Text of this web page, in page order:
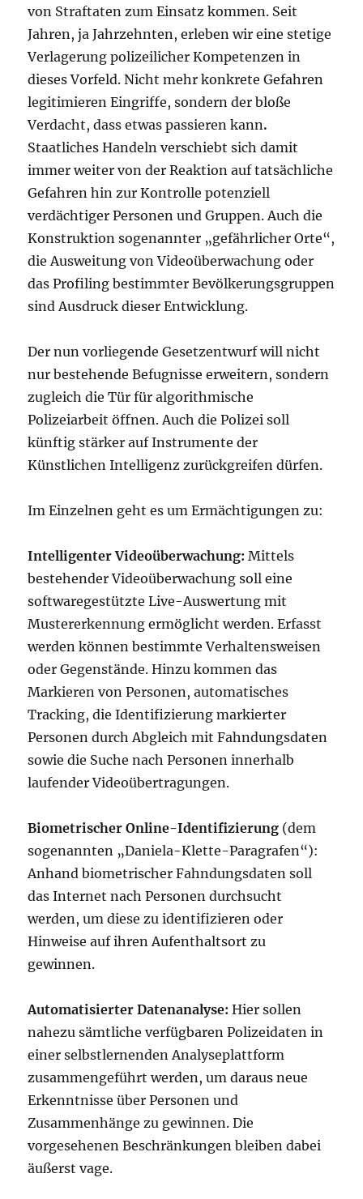
von Straftaten zum Einsatz kommen. Seit
Jahren, ja Jahrzehnten, erleben wir eine stetige
Verlagerung polizeilicher Kompetenzen in
dieses Vorfeld. Nicht mehr konkrete Gefahren
legitimieren Eingriffe, sondern der bloße
Verdacht, dass etwas passieren kann.
Staatliches Handeln verschiebt sich damit
immer weiter von der Reaktion auf tatsächliche
Gefahren hin zur Kontrolle potenziell
verdächtiger Personen und Gruppen. Auch die
Konstruktion sogenannter „gefährlicher Orte“,
die Ausweitung von Videoüberwachung oder
das Profiling bestimmter Bevölkerungsgruppen
sind Ausdruck dieser Entwicklung.
Der nun vorliegende Gesetzentwurf will nicht
nur bestehende Befugnisse erweitern, sondern
zugleich die Tür für algorithmische
Polizeiarbeit öffnen. Auch die Polizei soll
künftig stärker auf Instrumente der
Künstlichen Intelligenz zurückgreifen dürfen.
Im Einzelnen geht es um Ermächtigungen zu:
Intelligenter Videoüberwachung: Mittels
bestehender Videoüberwachung soll eine
softwaregestützte Live-Auswertung mit
Mustererkennung ermöglicht werden. Erfasst
werden können bestimmte Verhaltensweisen
oder Gegenstände. Hinzu kommen das
Markieren von Personen, automatisches
Tracking, die Identifizierung markierter
Personen durch Abgleich mit Fahndungsdaten
sowie die Suche nach Personen innerhalb
laufender Videoübertragungen.
Biometrischer Online-Identifizierung (dem
sogenannten „Daniela-Klette-Paragrafen“):
Anhand biometrischer Fahndungsdaten soll
das Internet nach Personen durchsucht
werden, um diese zu identifizieren oder
Hinweise auf ihren Aufenthaltsort zu
gewinnen.
Automatisierter Datenanalyse: Hier sollen
nahezu sämtliche verfügbaren Polizeidaten in
einer selbstlernenden Analyseplattform
zusammengeführt werden, um daraus neue
Erkenntnisse über Personen und
Zusammenhänge zu gewinnen. Die
vorgesehenen Beschränkungen bleiben dabei
äußerst vage.